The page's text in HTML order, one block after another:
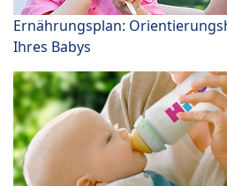
Ernährungsplan:
Ihres Babys